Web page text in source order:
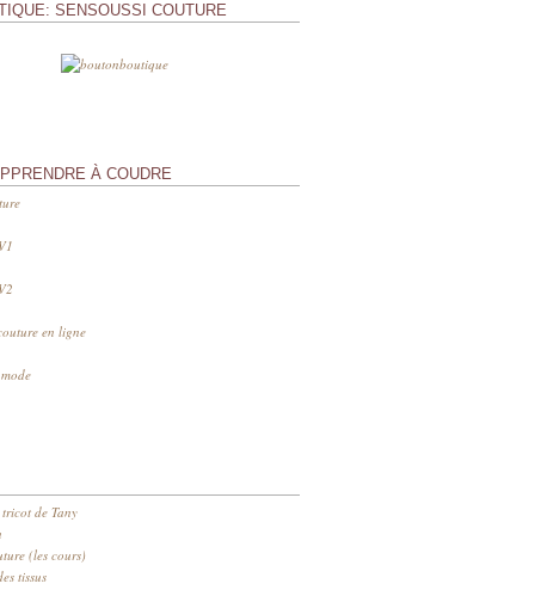
SENSOUSSI COUTURE
À COUDRE
en ligne
de Tany
(les cours)
tissus